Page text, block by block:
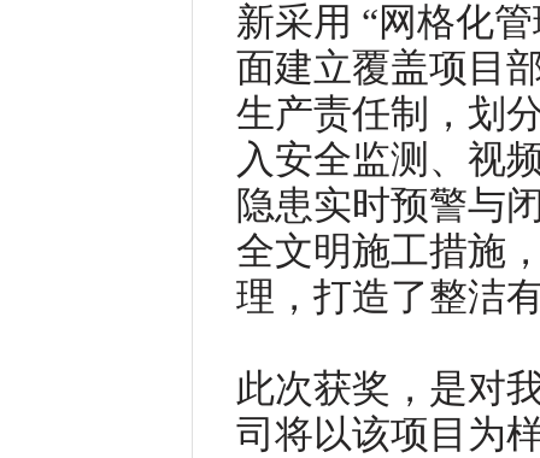
新采用 “网格化
面建立覆盖项目
生产责任制，划
入安全监测、视
隐患实时预警与
全文明施工措施
理，打造了整洁
此次获奖，是对
司将以该项目为